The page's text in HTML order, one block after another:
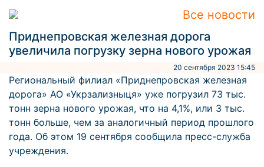
Все новости
Приднепровская железная дорога
увеличила погрузку зерна нового урожая
20 сентября 2023 15:45
Региональный филиал «Приднепровская железная
дорога» АО «Укрзализныця» уже погрузил 73 тыс.
тонн зерна нового урожая, что на 4,1%, или 3 тыс.
тонн больше, чем за аналогичный период прошлого
года. Об этом 19 сентября сообщила пресс-служба
учреждения.